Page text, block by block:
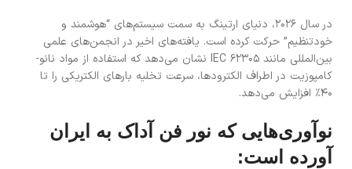
در سال ۲۰۲۶، دنیای ارتینگ به سمت سیستم‌های “هوشمند و
خودتنظیم” حرکت کرده است. یافته‌های اخیر در انجمن‌های علمی
بین‌المللی مانند IEC 62305 نشان می‌دهد که استفاده از مواد نانو-
کامپوزیت در اطراف الکترودها، سرعت تخلیه بارهای الکتریکی را تا
۴۰٪ افزایش می‌دهد.
نوآوری‌هایی که نور فن آداک به ایران
آورده است: